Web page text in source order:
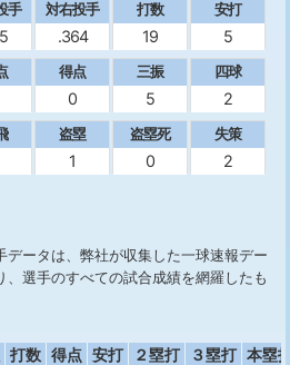
手 対右投手
.364
打数
19
安打
5
得点
0
三振
5
四球
2
盗塁
1
盗塁死
0
失策
2
データは、弊社が収集した一球速報デー
、選手のすべての試合成績を網羅したも
打数 得点 安打 ２塁打 ３塁打 本塁